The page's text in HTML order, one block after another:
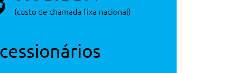
(custo de chamada fixa nacional)